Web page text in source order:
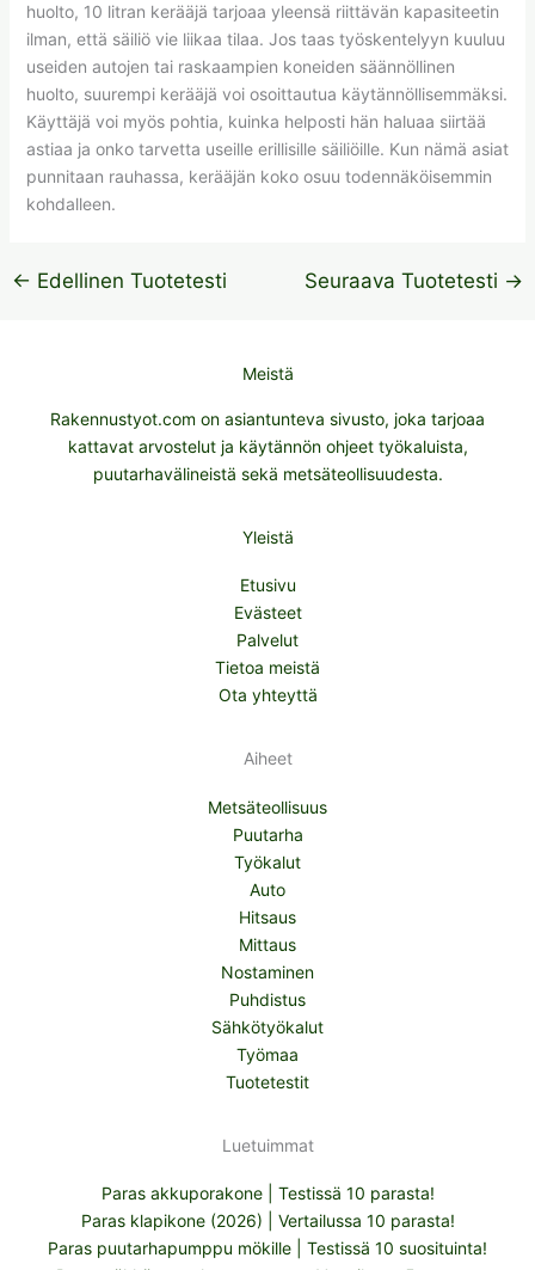
huolto, 10 litran kerääjä tarjoaa yleensä riittävän kapasiteetin
ilman, että säiliö vie liikaa tilaa. Jos taas työskentelyyn kuuluu
useiden autojen tai raskaampien koneiden säännöllinen
huolto, suurempi kerääjä voi osoittautua käytännöllisemmäksi.
Käyttäjä voi myös pohtia, kuinka helposti hän haluaa siirtää
astiaa ja onko tarvetta useille erillisille säiliöille. Kun nämä asiat
punnitaan rauhassa, kerääjän koko osuu todennäköisemmin
kohdalleen.
← Edellinen Tuotetesti Seuraava Tuotetesti →
Meistä
Rakennustyot.com on asiantunteva sivusto, joka tarjoaa
kattavat arvostelut ja käytännön ohjeet työkaluista,
puutarhavälineistä sekä metsäteollisuudesta.
Yleistä
Etusivu
Evästeet
Palvelut
Tietoa meistä
Ota yhteyttä
Aiheet
Metsäteollisuus
Puutarha
Työkalut
Auto
Hitsaus
Mittaus
Nostaminen
Puhdistus
Sähkötyökalut
Työmaa
Tuotetestit
Luetuimmat
Paras akkuporakone | Testissä 10 parasta!
Paras klapikone (2026) | Vertailussa 10 parasta!
Paras puutarhapumppu mökille | Testissä 10 suosituinta!